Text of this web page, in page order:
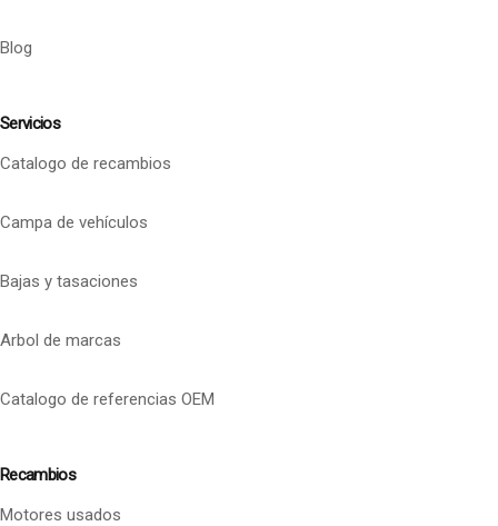
Blog
Servicios
Catalogo de recambios
Campa de vehículos
Bajas y tasaciones
Arbol de marcas
Catalogo de referencias OEM
Recambios
Motores usados